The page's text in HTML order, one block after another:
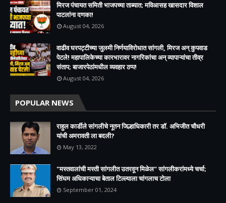
मिरज पंचायत समिती भाजपच्या ताब्यात; मविआसह खासदार विशाल
पाटलांना दणका!
August 04, 2026
वाढीव घरपट्टीच्या जुलमी निर्णयाविरोधात सांगली, मिरज अन् कुपवाड
पेटले! महापालिकेच्या कारभारावर नागरिकांचा अन् व्यापाऱ्यांचा तीव्र
संताप; बाजारपेठांमधील व्यवहार ठप्प!​
August 04, 2026
POPULAR NEWS
राहुल कार्डीले सांगलीचे नूतन जिल्हाधिकारी तर डॉ. अभिजीत चौधरी
यांची अमरावती ला बदली?
May 13, 2022
"मस्तवालांची मस्ती सांगलीत उतरवून मिळेल" सांगलीकरांमध्ये चर्चा;
सिंघम अधिकाऱ्याचा बेताल टिल्ल्याला चांगलाच टोला
September 01, 2024